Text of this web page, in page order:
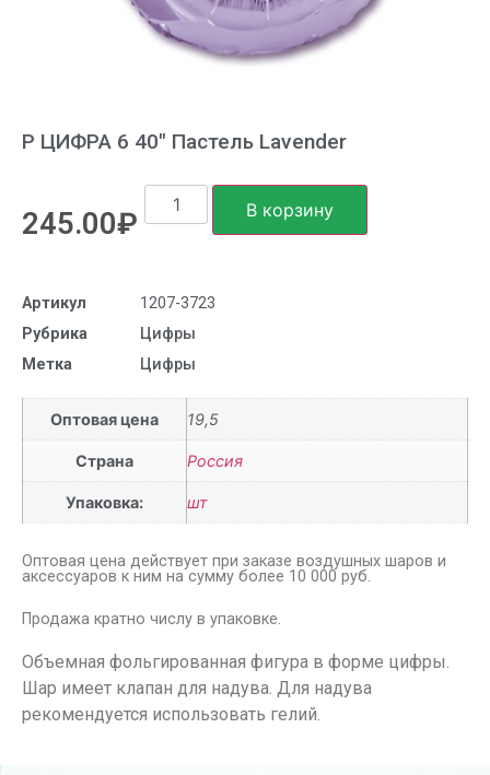
Р ЦИФРА 6 40″ Пастель Lavender
245.00₽ В корзину
Артикул
1207-3723
Рубрика
Цифры
Метка
Цифры
Оптовая цена 19,5
Страна Россия
Упаковка: шт
Оптовая цена действует при заказе воздушных шаров и
аксессуаров к ним на сумму более 10 000 руб.
Продажа кратно числу в упаковке.
Объемная фольгированная фигура в форме цифры.
Шар имеет клапан для надува. Для надува
рекомендуется использовать гелий.